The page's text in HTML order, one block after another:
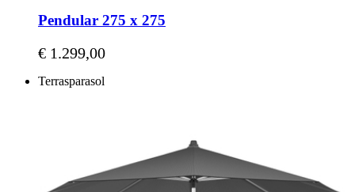
Pendular 275 x 275
Vanaf
€ 1.299,00
Terrasparasol